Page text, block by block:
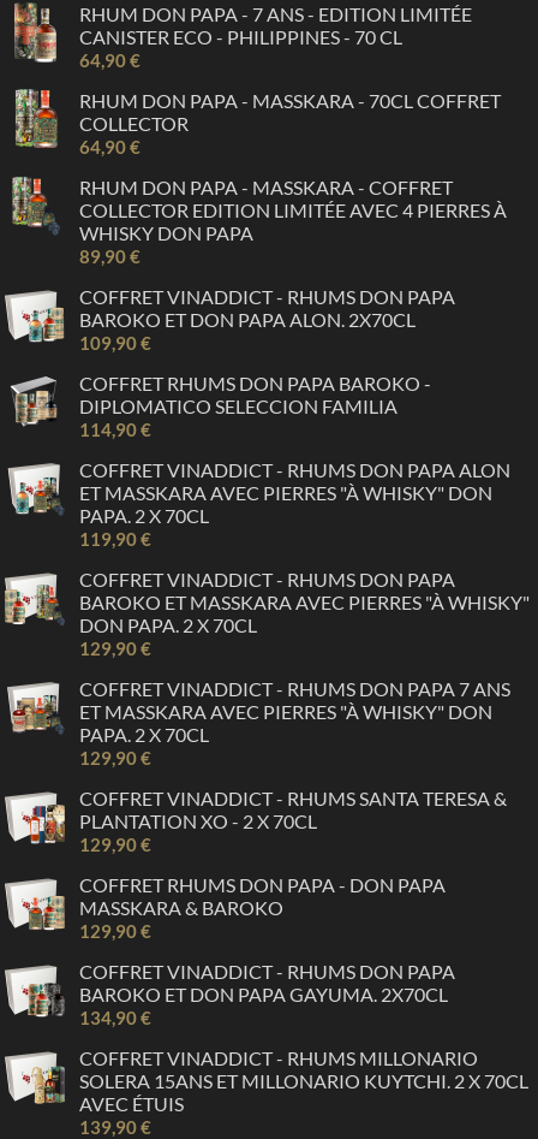
RHUM DON PAPA - 7 ANS - EDITION LIMITÉE
CANISTER ECO - PHILIPPINES - 70 CL
64,90 €
RHUM DON PAPA - MASSKARA - 70CL COFFRET
COLLECTOR
64,90 €
RHUM DON PAPA - MASSKARA - COFFRET
COLLECTOR EDITION LIMITÉE AVEC 4 PIERRES À
WHISKY DON PAPA
89,90 €
COFFRET VINADDICT - RHUMS DON PAPA
BAROKO ET DON PAPA ALON. 2X70CL
109,90 €
COFFRET RHUMS DON PAPA BAROKO -
DIPLOMATICO SELECCION FAMILIA
114,90 €
COFFRET VINADDICT - RHUMS DON PAPA ALON
ET MASSKARA AVEC PIERRES "À WHISKY" DON
PAPA. 2 X 70CL
119,90 €
COFFRET VINADDICT - RHUMS DON PAPA
BAROKO ET MASSKARA AVEC PIERRES "À WHISKY"
DON PAPA. 2 X 70CL
129,90 €
COFFRET VINADDICT - RHUMS DON PAPA 7 ANS
ET MASSKARA AVEC PIERRES "À WHISKY" DON
PAPA. 2 X 70CL
129,90 €
COFFRET VINADDICT - RHUMS SANTA TERESA &
PLANTATION XO - 2 X 70CL
129,90 €
COFFRET RHUMS DON PAPA - DON PAPA
MASSKARA & BAROKO
129,90 €
COFFRET VINADDICT - RHUMS DON PAPA
BAROKO ET DON PAPA GAYUMA. 2X70CL
134,90 €
COFFRET VINADDICT - RHUMS MILLONARIO
SOLERA 15ANS ET MILLONARIO KUYTCHI. 2 X 70CL
AVEC ÉTUIS
139,90 €